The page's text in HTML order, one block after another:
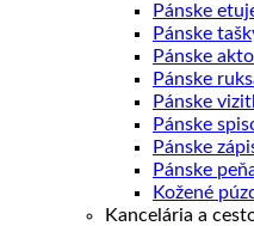
Pánske
Pánske
Pánske
Pánske
Pánske
Pánske
Pánske
Pánske
Kožené
Kancelária a